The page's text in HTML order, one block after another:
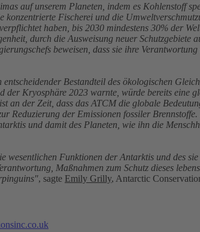
auf unserem Planeten, indem es Kohlenstoff
Fischerei und die
haben, bis 2030 mindestens 30% der
durch die Ausweisung neuer
beweisen, dass sie ihre
Bestandteil des ökologischen
der Kryosphäre 2023 warnte, würde bereits eine
an der Zeit, dass das ATCM die globale
Reduzierung der Emissionen fossiler
und damit des Planeten, wie ihn die
Funktionen der Antarktis und des
Maßnahmen zum Schutz dieses
, sagte Emily Grilly, Antarctic